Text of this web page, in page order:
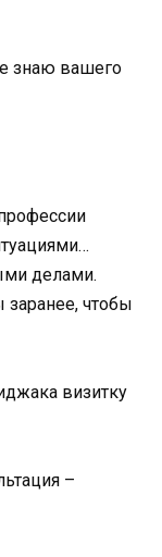
знаю вашего
делами.
чтобы
визитку
–